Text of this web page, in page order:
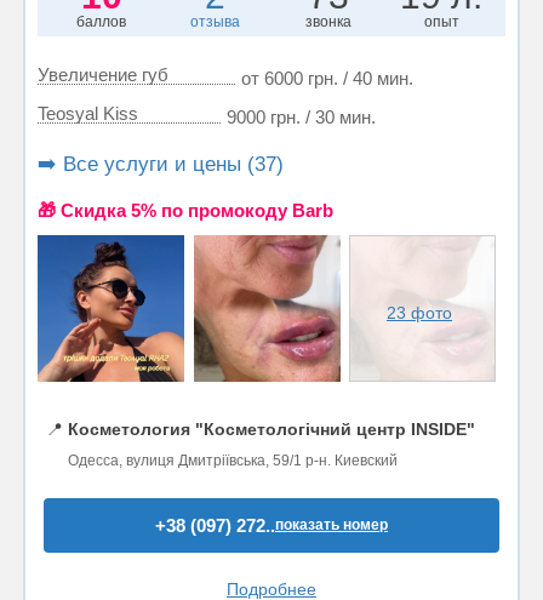
баллов отзыва звонка опыт
Увеличение губ
от 6000 грн. / 40 мин.
Teosyal Kiss
9000 грн. / 30 мин.
➡️ Все услуги и цены (37)
🎁 Cкидка 5% по промокоду Barb
23 фото
📍 Косметология "Косметологічний центр INSIDE"
Одесса, вулиця Дмитріївська, 59/1 р-н. Киевский
+38 (097) 272..показать номер
Подробнее